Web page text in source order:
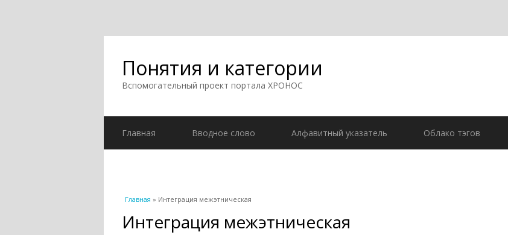
Понятия и категории
Вспомогательный проект портала ХРОНОС
Главная Вводное слово Алфавитный указатель Облако тэгов
Вы здесь
Главная » Интеграция межэтническая
Интеграция межэтническая